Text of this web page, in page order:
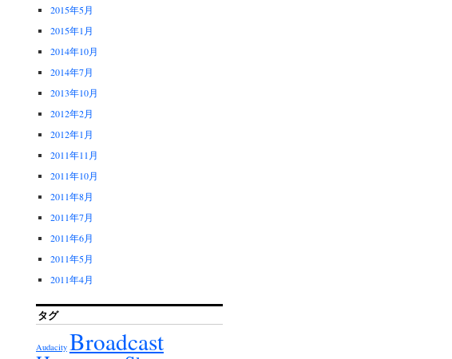
2015年5月
2015年1月
2014年10月
2014年7月
2013年10月
2012年2月
2012年1月
2011年11月
2011年10月
2011年8月
2011年7月
2011年6月
2011年5月
2011年4月
タグ
Audacity Broadcast